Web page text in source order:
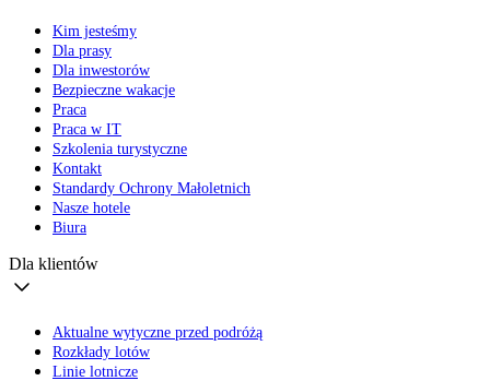
Kim jesteśmy
Dla prasy
Dla inwestorów
Bezpieczne wakacje
Praca
Praca w IT
Szkolenia turystyczne
Kontakt
Standardy Ochrony Małoletnich
Nasze hotele
Biura
Dla klientów
Aktualne wytyczne przed podróżą
Rozkłady lotów
Linie lotnicze